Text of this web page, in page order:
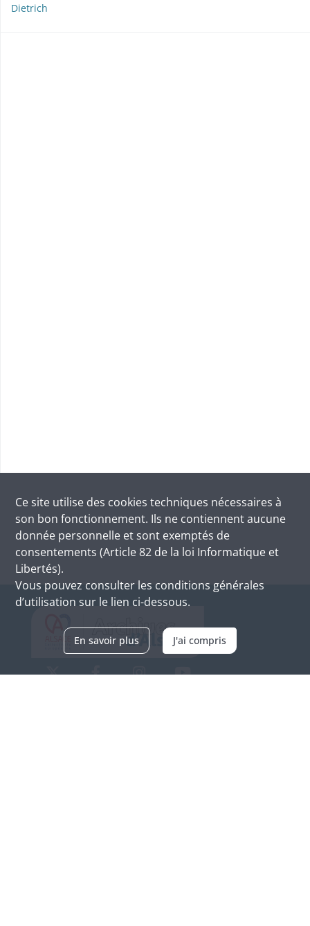
Dietrich
Ce site utilise des cookies techniques nécessaires à
son bon fonctionnement. Ils ne contiennent aucune
donnée personnelle et sont exemptés de
consentements (Article 82 de la loi Informatique et
Libertés).
Vous pouvez consulter les conditions générales
d’utilisation sur le lien ci-dessous.
En savoir plus J'ai compris